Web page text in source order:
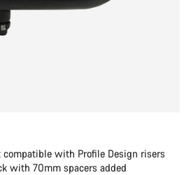
with Profile Design risers
with 70mm spacers added